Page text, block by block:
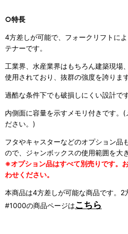
○特長
4方差しが可能で、フォークリフトに
テナーです。
工業界、水産業界はもちろん建築現場
使用されており、抜群の強度を誇ります
過酷な条件下でも破損しにくい設計です
内側面に容量を示すメモリ付きです。(
ださい。)
フタやキャスターなどのオプション品
ので、ジャンボックスの使用範囲を大
※オプション品はすべて別売りです。
わせください。
本商品は4方差しが可能な商品です。2
#1000の商品ページはこちら